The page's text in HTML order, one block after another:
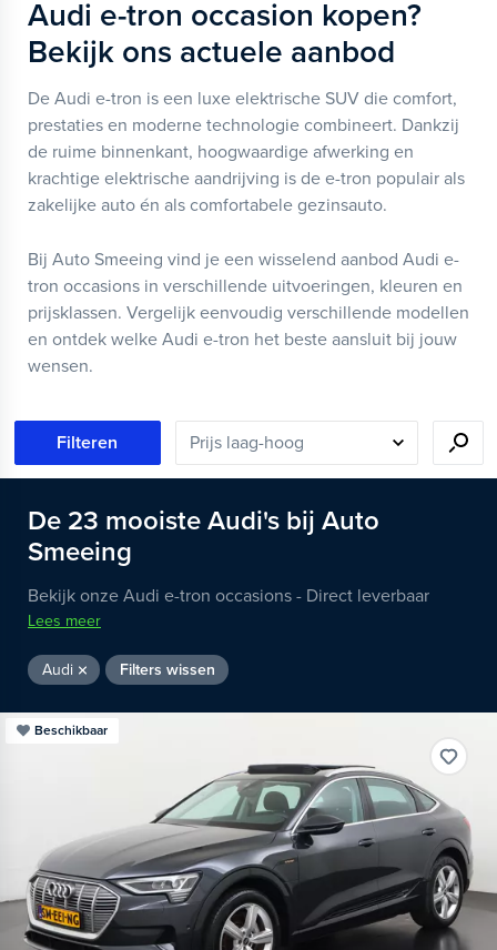
Audi e-tron occasion kopen?
Bekijk ons actuele aanbod
De Audi e-tron is een luxe elektrische SUV die comfort,
prestaties en moderne technologie combineert. Dankzij
de ruime binnenkant, hoogwaardige afwerking en
krachtige elektrische aandrijving is de e-tron populair als
zakelijke auto én als comfortabele gezinsauto.
Bij Auto Smeeing vind je een wisselend aanbod Audi e-
tron occasions in verschillende uitvoeringen, kleuren en
prijsklassen. Vergelijk eenvoudig verschillende modellen
en ontdek welke Audi e-tron het beste aansluit bij jouw
wensen.
Filteren
De 23 mooiste Audi's bij Auto
Smeeing
Bekijk onze Audi e-tron occasions - Direct leverbaar
Lees meer
Audi Filters wissen
Beschikbaar